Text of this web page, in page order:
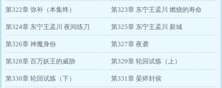
第322章 弥补（本集终） 第323章 东宁王孟川 燃烧的寿命
第324章 东宁王孟川 夜间练刀 第325章 东宁王孟川 新城
第326章 神魔身份 第327章 夜袭
第328章 百万妖王的威胁 第329章 轮回试炼（上）
第330章 轮回试炼（下） 第331章 晏烬封侯